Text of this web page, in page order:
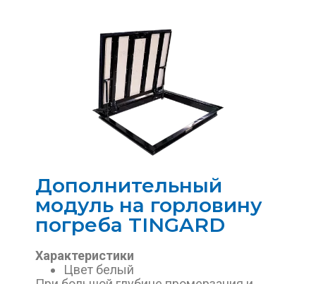
Дополнительный
модуль на горловину
погреба TINGARD
Характеристики
Цвет белый